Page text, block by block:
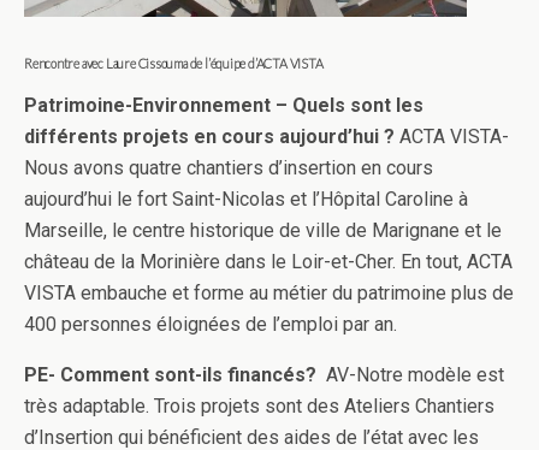
Rencontre avec Laure Cissouma de l’équipe d’ACTA VISTA
Patrimoine-Environnement – Quels sont les
différents projets en cours aujourd’hui ? ACTA VISTA-
Nous avons quatre chantiers d’insertion en cours
aujourd’hui le fort Saint-Nicolas et l’Hôpital Caroline à
Marseille, le centre historique de ville de Marignane et le
château de la Morinière dans le Loir-et-Cher. En tout, ACTA
VISTA embauche et forme au métier du patrimoine plus de
400 personnes éloignées de l’emploi par an.
PE- Comment sont-ils financés? AV-Notre modèle est
très adaptable. Trois projets sont des Ateliers Chantiers
d’Insertion qui bénéficient des aides de l’état avec les